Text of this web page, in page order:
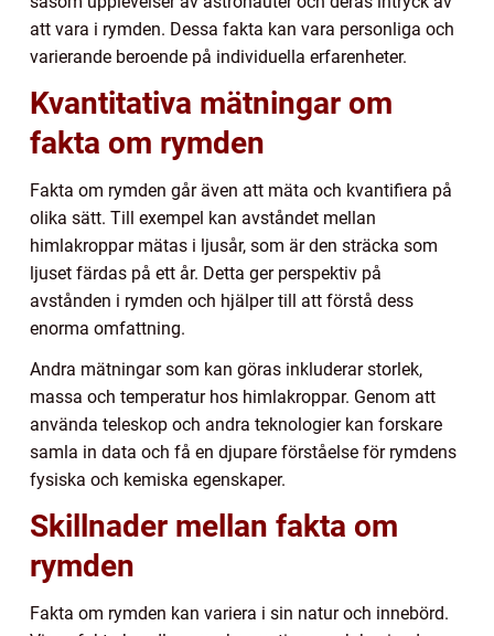
att vara i rymden. Dessa fakta kan vara personliga och
varierande beroende på individuella erfarenheter.
Kvantitativa mätningar om
fakta om rymden
Fakta om rymden går även att mäta och kvantifiera på
olika sätt. Till exempel kan avståndet mellan
himlakroppar mätas i ljusår, som är den sträcka som
ljuset färdas på ett år. Detta ger perspektiv på
avstånden i rymden och hjälper till att förstå dess
enorma omfattning.
Andra mätningar som kan göras inkluderar storlek,
massa och temperatur hos himlakroppar. Genom att
använda teleskop och andra teknologier kan forskare
samla in data och få en djupare förståelse för rymdens
fysiska och kemiska egenskaper.
Skillnader mellan fakta om
rymden
Fakta om rymden kan variera i sin natur och innebörd.